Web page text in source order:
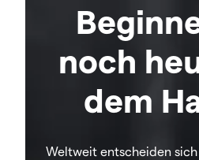
noch
dem
Weltweit entscheiden